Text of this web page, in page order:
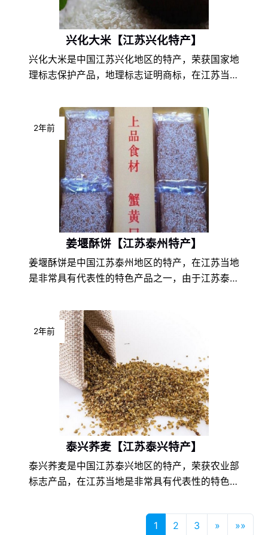
兴化大米【江苏兴化特产】
兴化大米是中国江苏兴化地区的特产，荣获国家地
理标志保护产品，地理标志证明商标，在江苏当地
的地理环境条件和饮食文化的不同，以及地方风土
人情的差异，使得兴化大米在江苏特产中独具一
格，享誉盛名，深受兴化大米爱好者们的喜爱。
2年前
姜堰酥饼【江苏泰州特产】
姜堰酥饼是中国江苏泰州地区的特产，在江苏当地
是非常具有代表性的特色产品之一，由于江苏泰州
人情的差异，使得姜堰酥饼在江苏特产中独具一
格，享誉盛名，深受姜堰酥饼爱好者们的喜爱。
2年前
泰兴荞麦【江苏泰兴特产】
泰兴荞麦是中国江苏泰兴地区的特产，荣获农业部
标志产品，在江苏当地是非常具有代表性的特色产
的不同，以及地方风土人情的差异，使得泰兴荞麦
在江苏特产中独具一格，享誉盛名，深受泰兴荞麦
1 2 3 » »»